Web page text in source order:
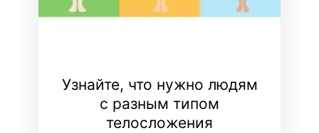
Узнайте, что нужно людям
с разным типом
телосложения